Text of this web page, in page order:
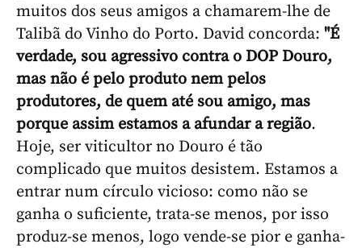
muitos dos seus amigos a chamarem-lhe de
Talibã do Vinho do Porto. David concorda: "É
verdade, sou agressivo contra o DOP Douro,
mas não é pelo produto nem pelos
produtores, de quem até sou amigo, mas
porque assim estamos a afundar a região.
Hoje, ser viticultor no Douro é tão
complicado que muitos desistem. Estamos a
entrar num círculo vicioso: como não se
ganha o suficiente, trata-se menos, por isso
produz-se menos, logo vende-se pior e ganha-